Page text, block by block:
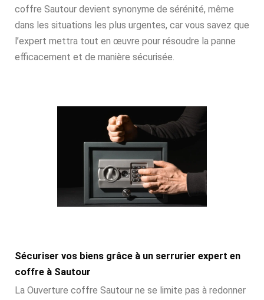
coffre Sautour devient synonyme de sérénité, même
dans les situations les plus urgentes, car vous savez que
l’expert mettra tout en œuvre pour résoudre la panne
efficacement et de manière sécurisée.
Sécuriser vos biens grâce à un serrurier expert en
coffre à Sautour
La Ouverture coffre Sautour ne se limite pas à redonner